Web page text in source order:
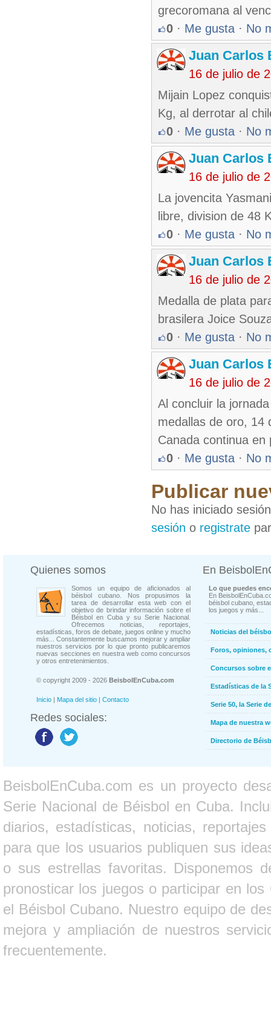
grecoromana al
0 · Me gusta · No
Juan Carlos
16 de julio de
Mijain Lopez
Kg, al derrotar al
0 · Me gusta · No
Juan Carlos
16 de julio de
La jovencita
libre, division de 48
0 · Me gusta · No
Juan Carlos
16 de julio de
Medalla de plata
brasilera Joice
0 · Me gusta · No
Juan Carlos
16 de julio de
Al concluir la
medallas de oro, 14
Canada continua
0 · Me gusta · No
Publicar
No has iniciado
sesión o registrate
Quienes somos
Somos un equipo de aficionados al
béisbol cubano. Nos propusimos la
tarea de desarrollar esta web con el
objetivo de brindar información sobre el
Béisbol en Cuba y su Serie Nacional.
Ofrecemos noticias, reportajes,
estadísticas, foros de debate, juegos online y mucho
más... Constantemente buscamos mejorar y ampliar
nuestros servicios por lo que pronto publicaremos
nuevas secciones en nuestra web como concursos
y otros entretenimientos.
© copyright 2009 - 2026 BeisbolEnCuba.com
Inicio | Mapa del sitio | Contacto
Redes sociales:
En
Lo que puedes
En
béisbol cubano,
los juegos y más...
Noticias del
Foros, opiniones,
Concursos sobre
Estadísticas de la
Serie 50, la Serie
Mapa de nuestra
Directorio de
BeisbolEnCuba.com es un proyecto
Serie Nacional de Béisbol en Cuba.
diarios, estadísticas, noticias,
para que los usuarios publiquen sus
o sus estrellas favoritas. Disponemos
pronosticar los juegos o participar en
el Béisbol Cubano. Nuestro equipo de
mejora y ampliación de nuestros
frecuentemente.